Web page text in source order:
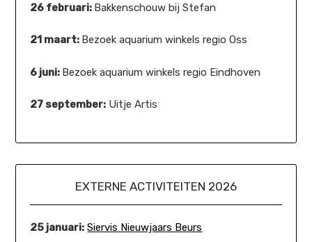
26 februari: Bakkenschouw bij Stefan
21 maart: Bezoek aquarium winkels regio Oss
6 juni: Bezoek aquarium winkels regio Eindhoven
27 september: Uitje Artis
EXTERNE ACTIVITEITEN 2026
25 januari: Siervis Nieuwjaars Beurs